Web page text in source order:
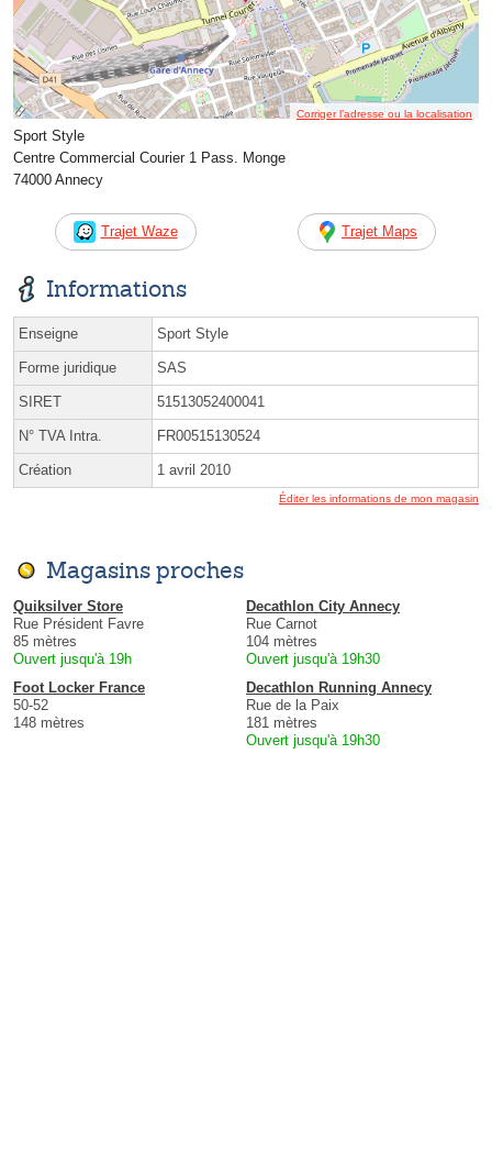
Corriger l’adresse ou la localisation
Sport Style
Centre Commercial Courier 1 Pass. Monge
74000 Annecy
Trajet Waze Trajet Maps
Informations
Enseigne Sport Style
Forme juridique SAS
SIRET 51513052400041
N° TVA Intra. FR00515130524
Création 1 avril 2010
Éditer les informations de mon magasin
Magasins proches
Quiksilver Store
Rue Président Favre
85 mètres
Ouvert jusqu'à 19h
Decathlon City Annecy
Rue Carnot
104 mètres
Ouvert jusqu'à 19h30
Foot Locker France
50-52
148 mètres
Decathlon Running Annecy
Rue de la Paix
181 mètres
Ouvert jusqu'à 19h30